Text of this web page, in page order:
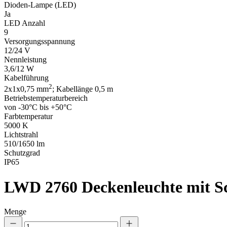
Dioden-Lampe (LED)
Ja
LED Anzahl
9
Versorgungsspannung
12/24 V
Nennleistung
3,6/12 W
Kabelführung
2x1x0,75 mm2; Kabellänge 0,5 m
Betriebstemperaturbereich
von -30°C bis +50°C
Farbtemperatur
5000 K
Lichtstrahl
510/1650 lm
Schutzgrad
IP65
LWD 2760 Deckenleuchte mit
Menge